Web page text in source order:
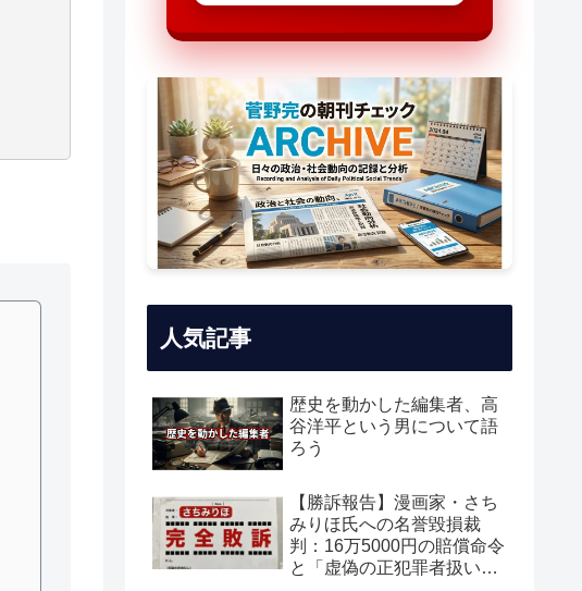
人気記事
歴史を動かした編集者、高
谷洋平という男について語
ろう
【勝訴報告】漫画家・さち
みりほ氏への名誉毀損裁
判：16万5000円の賠償命令
と「虚偽の正犯罪者扱い」